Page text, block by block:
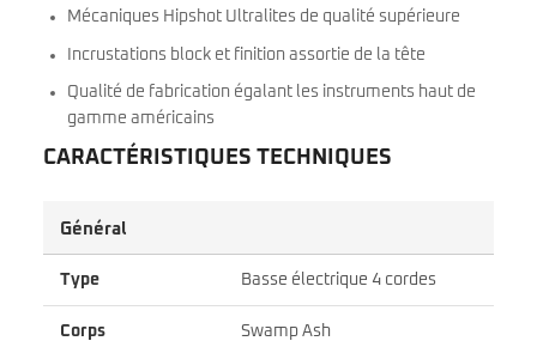
Mécaniques Hipshot Ultralites de qualité supérieure
Incrustations block et finition assortie de la tête
Qualité de fabrication égalant les instruments haut de
gamme américains
CARACTÉRISTIQUES TECHNIQUES
Général
Type Basse électrique 4 cordes
Corps Swamp Ash